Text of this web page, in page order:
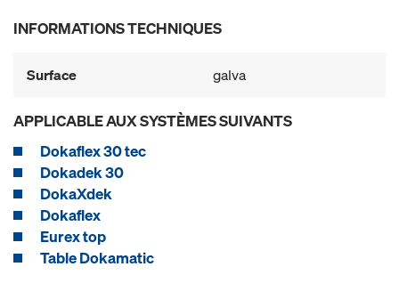
INFORMATIONS TECHNIQUES
Surface galva
APPLICABLE AUX SYSTÈMES SUIVANTS
Dokaflex 30 tec
Dokadek 30
DokaXdek
Dokaflex
Eurex top
Table Dokamatic